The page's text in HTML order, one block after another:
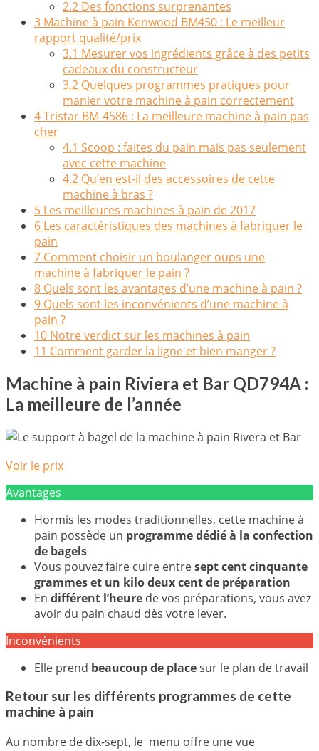
2.2 Des fonctions surprenantes
3 Machine à pain Kenwood BM450 : Le meilleur
rapport qualité/prix
3.1 Mesurer vos ingrédients grâce à des petits
cadeaux du constructeur
3.2 Quelques programmes pratiques pour
manier votre machine à pain correctement
4Tristar BM-4586 : La meilleure machine à pain pas
cher
4.1 Scoop : faites du pain mais pas seulement
avec cette machine
4.2 Qu’en est-il des accessoires de cette
machine à bras ?
5 Les meilleures machines à pain de 2017
6 Les caractéristiques des machines à fabriquer le
pain
7 Comment choisir un boulanger oups une
machine à fabriquer le pain ?
8 Quels sont les avantages d’une machine à pain ?
9 Quels sont les inconvénients d’une machine à
pain ?
10 Notre verdict sur les machines à pain
11 Comment garder la ligne et bien manger ?
Machine à pain Riviera et Bar QD794A :
La meilleure de l’année
Voir le prix
Avantages
Hormis les modes traditionnelles, cette machine à
pain possède un programme dédié à la confection
de bagels
Vous pouvez faire cuire entresept cent cinquante
grammes et un kilo deux cent de préparation
En différent l’heure de vos préparations, vous avez
avoir du pain chaud dès votre lever.
Inconvénients
Elle prend beaucoup de placesur le plan de travail
Retour sur les différents programmes de cette
machine à pain
Au nombre de dix-sept, le menu offre une vue